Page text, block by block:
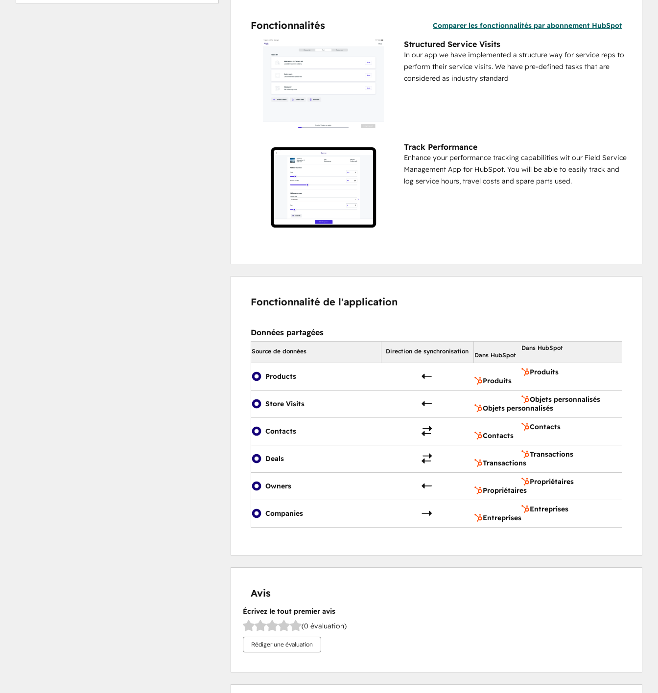
Fonctionnalités Comparer les fonctionnalités par abonnement HubSpot
Structured Service Visits
In our app we have implemented a structure way for service reps to
perform their service visits. We have pre-defined tasks that are
considered as industry standard
Track Performance
Enhance your performance tracking capabilities wit our Field Service
Management App for HubSpot. You will be able to easily track and
log service hours, travel costs and spare parts used.
Fonctionnalité de l'application
Données partagées
Source de données Direction de synchronisation
Dans HubSpot
Dans HubSpot
Products
Produits
Produits
Store Visits
Objets personnalisés
Objets personnalisés
Contacts
Contacts
Contacts
Deals
Transactions
Transactions
Owners
Propriétaires
Propriétaires
Companies
Entreprises
Entreprises
Avis
Écrivez le tout premier avis
(0 évaluation)
Rédiger une évaluation